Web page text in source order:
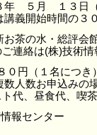
年 ５月 １３日
講義開始時間の３
お茶の水・総評
連絡は(株)技術情
０円（１名につき
数人数お申込みの
代、昼食代、喫
報センター